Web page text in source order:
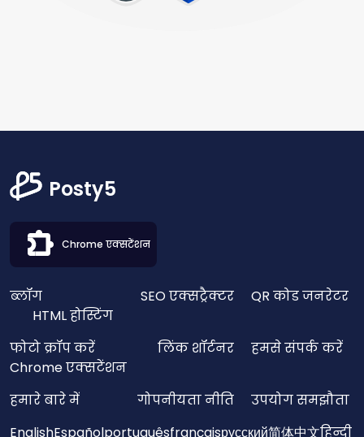
Posty5
Chrome एक्सटेंशन
ब्लॉग SEO एक्सट्रैक्टर
QR कोड जनरेटर
HTML होस्टिंग
फोटो क्रॉप करें
लिंक शॉर्टनर
हमसे संपर्क करें
Chrome एक्सटेंशन
हमारे बारे में
गोपनीयता नीति
उपयोग समझौता
EnglishEspañolportuguêsfrançaisрусский简体中文हिन्दी